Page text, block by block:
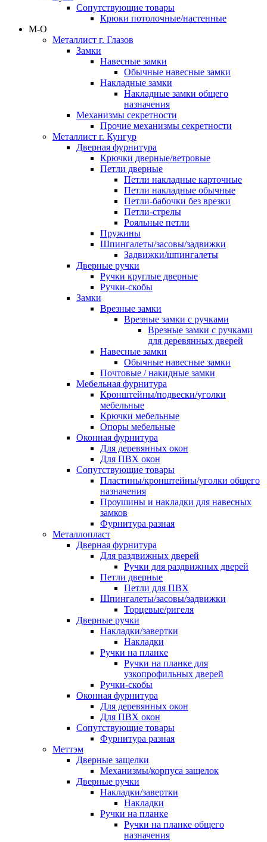
Сопутствующие товары
Крюки потолочные/настенные
М-О
Металлист г. Глазов
Замки
Навесные замки
Обычные навесные замки
Накладные замки
Накладные замки общего
назначения
Механизмы секретности
Прочие механизмы секретности
Металлист г. Кунгур
Дверная фурнитура
Крючки дверные/ветровые
Петли дверные
Петли накладные карточные
Петли накладные обычные
Петли-бабочки без врезки
Петли-стрелы
Рояльные петли
Пружины
Шпингалеты/засовы/задвижки
Задвижки/шпингалеты
Дверные ручки
Ручки круглые дверные
Ручки-скобы
Замки
Врезные замки
Врезные замки с ручками
Врезные замки с ручками
для деревянных дверей
Навесные замки
Обычные навесные замки
Почтовые / накидные замки
Мебельная фурнитура
Кронштейны/подвески/уголки
мебельные
Крючки мебельные
Опоры мебельные
Оконная фурнитура
Для деревянных окон
Для ПВХ окон
Сопутствующие товары
Пластины/кронштейны/уголки общего
назначения
Проушины и накладки для навесных
замков
Фурнитура разная
Металлопласт
Дверная фурнитура
Для раздвижных дверей
Ручки для раздвижных дверей
Петли дверные
Петли для ПВХ
Шпингалеты/засовы/задвижки
Торцевые/ригеля
Дверные ручки
Накладки/завертки
Накладки
Ручки на планке
Ручки на планке для
узкопрофильных дверей
Ручки-скобы
Оконная фурнитура
Для деревянных окон
Для ПВХ окон
Сопутствующие товары
Фурнитура разная
Меттэм
Дверные защелки
Механизмы/корпуса защелок
Дверные ручки
Накладки/завертки
Накладки
Ручки на планке
Ручки на планке общего
назначения